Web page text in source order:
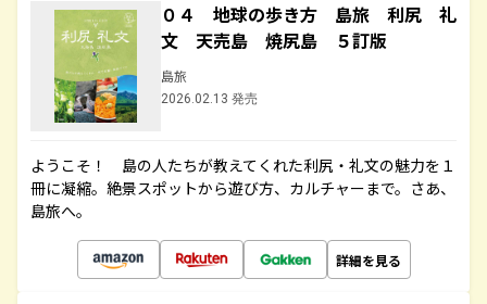
０４ 地球の歩き方 島旅 利尻 礼
文 天売島 焼尻島 ５訂版
島旅
2026.02.13 発売
ようこそ！ 島の人たちが教えてくれた利尻・礼文の魅力を１
冊に凝縮。絶景スポットから遊び方、カルチャーまで。さあ、
島旅へ。
詳細を見る